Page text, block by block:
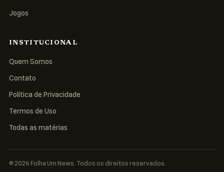
Jogos
INSTITUCIONAL
Quem Somos
Contato
Política de Privacidade
Termos de Uso
Todas as matérias
© 2026 Folha Um News. Todos os direitos reservados.